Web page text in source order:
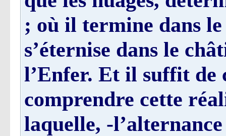
; où il termine dans
s’éternise dans le
l’Enfer. Et il suffit de
comprendre cette
laquelle, -